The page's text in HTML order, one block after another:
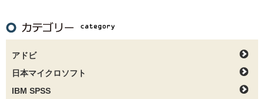
アドビ
日本マイクロソフト
IBM SPSS